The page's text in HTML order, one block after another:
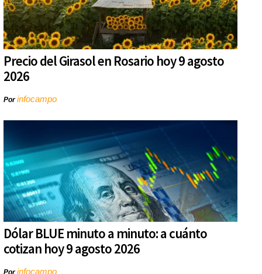
Precio del Girasol en Rosario hoy 9 agosto
2026
Porinfocampo
Dólar BLUE minuto a minuto: a cuánto
cotizan hoy 9 agosto 2026
infocampo